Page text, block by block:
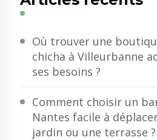
?
Où trouver une
chicha à Villeurbanne
ses besoins ?
Comment choisir un
Nantes facile à
jardin ou une terrasse ?